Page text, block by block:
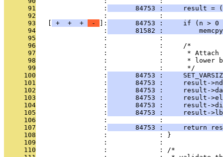
      91
                 :
84753 :     result =
      92
                 :             :
      93
+ + + - ]:
84753 :     if (n > 0
      94
                 :
81582 :
      95
                 :             :
      96
                 :             :     /*
      97
:             :      *
      98
:             :      * lower
      99
                 :             :      */
     100
                 :
84753 :
     101
                 :
84753 :     result-
     102
                 :
84753 :     result-
     103
                 :
84753 :     result-
     104
                 :
84753 :     result-
     105
                 :
84753 :     result-
     106
                 :             :
     107
                 :
84753 :     return
     108
                 :             : }
     109
                 :             :
     110
                 :             : /*